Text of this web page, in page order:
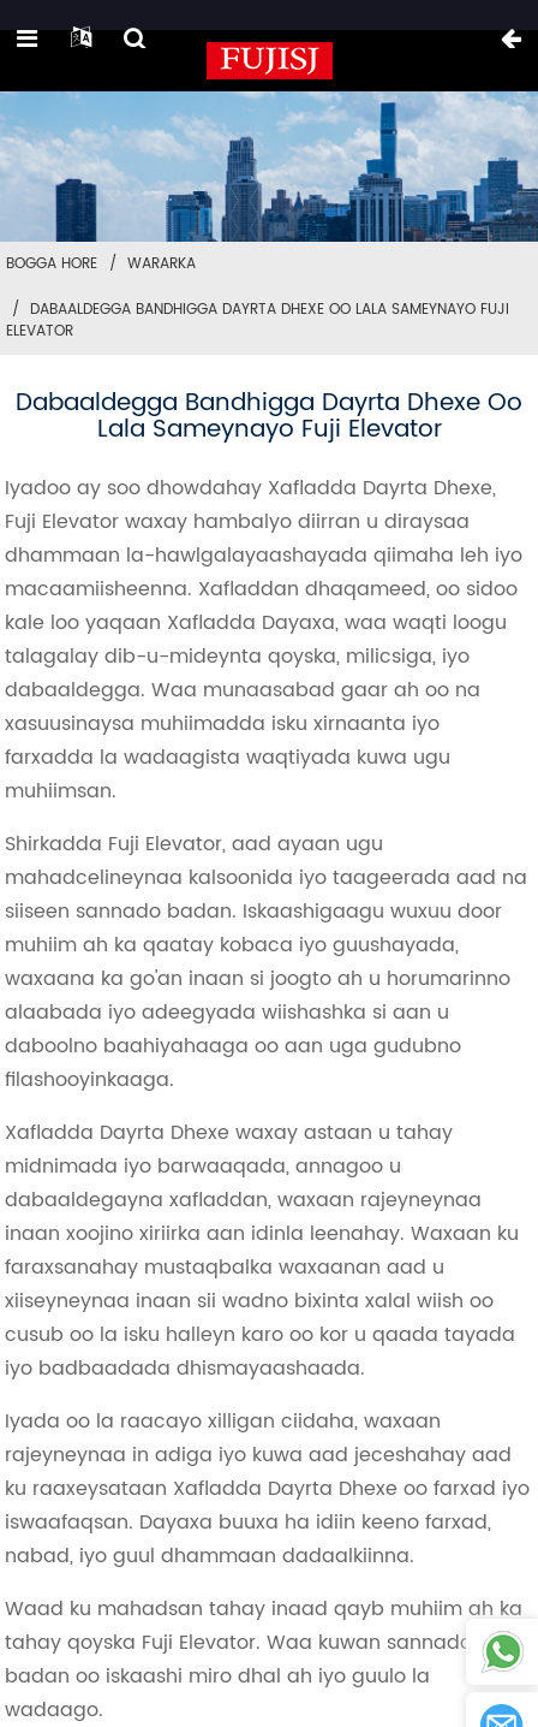
BOGGA HORE
WARARKA
DABAALDEGGA BANDHIGGA DAYRTA DHEXE OO LALA SAMEYNAYO FUJI
ELEVATOR
Dabaaldegga Bandhigga Dayrta Dhexe Oo
Lala Sameynayo Fuji Elevator
Iyadoo ay soo dhowdahay Xafladda Dayrta Dhexe,
Fuji Elevator waxay hambalyo diirran u diraysaa
dhammaan la-hawlgalayaashayada qiimaha leh iyo
macaamiisheenna. Xafladdan dhaqameed, oo sidoo
kale loo yaqaan Xafladda Dayaxa, waa waqti loogu
talagalay dib-u-mideynta qoyska, milicsiga, iyo
dabaaldegga. Waa munaasabad gaar ah oo na
xasuusinaysa muhiimadda isku xirnaanta iyo
farxadda la wadaagista waqtiyada kuwa ugu
muhiimsan.
Shirkadda Fuji Elevator, aad ayaan ugu
mahadcelineynaa kalsoonida iyo taageerada aad na
siiseen sannado badan. Iskaashigaagu wuxuu door
muhiim ah ka qaatay kobaca iyo guushayada,
waxaana ka go'an inaan si joogto ah u horumarinno
alaabada iyo adeegyada wiishashka si aan u
daboolno baahiyahaaga oo aan uga gudubno
filashooyinkaaga.
Xafladda Dayrta Dhexe waxay astaan ​​u tahay
midnimada iyo barwaaqada, annagoo u
dabaaldegayna xafladdan, waxaan rajeyneynaa
inaan xoojino xiriirka aan idinla leenahay. Waxaan ku
faraxsanahay mustaqbalka waxaanan aad u
xiiseyneynaa inaan sii wadno bixinta xalal wiish oo
cusub oo la isku halleyn karo oo kor u qaada tayada
iyo badbaadada dhismayaashaada.
Iyada oo la raacayo xilligan ciidaha, waxaan
rajeyneynaa in adiga iyo kuwa aad jeceshahay aad
ku raaxeysataan Xafladda Dayrta Dhexe oo farxad iyo
iswaafaqsan. Dayaxa buuxa ha idiin keeno farxad,
nabad, iyo guul dhammaan dadaalkiinna.
Waad ku mahadsan tahay inaad qayb muhiim ah ka
tahay qoyska Fuji Elevator. Waa kuwan sannado
badan oo iskaashi miro dhal ah iyo guulo la
wadaago.